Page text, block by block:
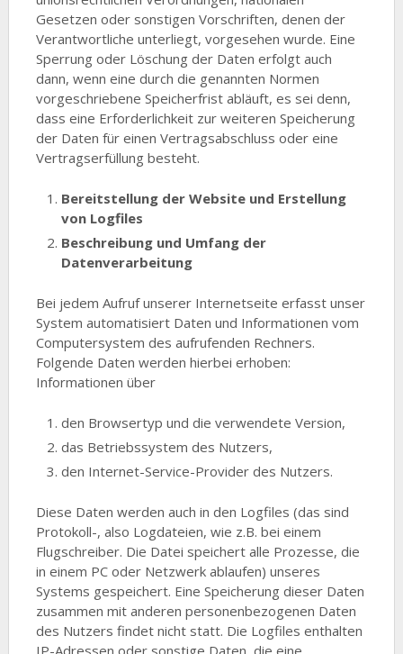
Gesetzen oder sonstigen Vorschriften, denen der
Verantwortliche unterliegt, vorgesehen wurde. Eine
Sperrung oder Löschung der Daten erfolgt auch
dann, wenn eine durch die genannten Normen
vorgeschriebene Speicherfrist abläuft, es sei denn,
dass eine Erforderlichkeit zur weiteren Speicherung
der Daten für einen Vertragsabschluss oder eine
Vertragserfüllung besteht.
Bereitstellung der Website und Erstellung
von Logfiles
Beschreibung und Umfang der
Datenverarbeitung
Bei jedem Aufruf unserer Internetseite erfasst unser
System automatisiert Daten und Informationen vom
Computersystem des aufrufenden Rechners.
Folgende Daten werden hierbei erhoben:
Informationen über
den Browsertyp und die verwendete Version,
das Betriebssystem des Nutzers,
den Internet-Service-Provider des Nutzers.
Diese Daten werden auch in den Logfiles (das sind
Protokoll-, also Logdateien, wie z.B. bei einem
Flugschreiber. Die Datei speichert alle Prozesse, die
in einem PC oder Netzwerk ablaufen) unseres
Systems gespeichert. Eine Speicherung dieser Daten
zusammen mit anderen personenbezogenen Daten
des Nutzers findet nicht statt. Die Logfiles enthalten